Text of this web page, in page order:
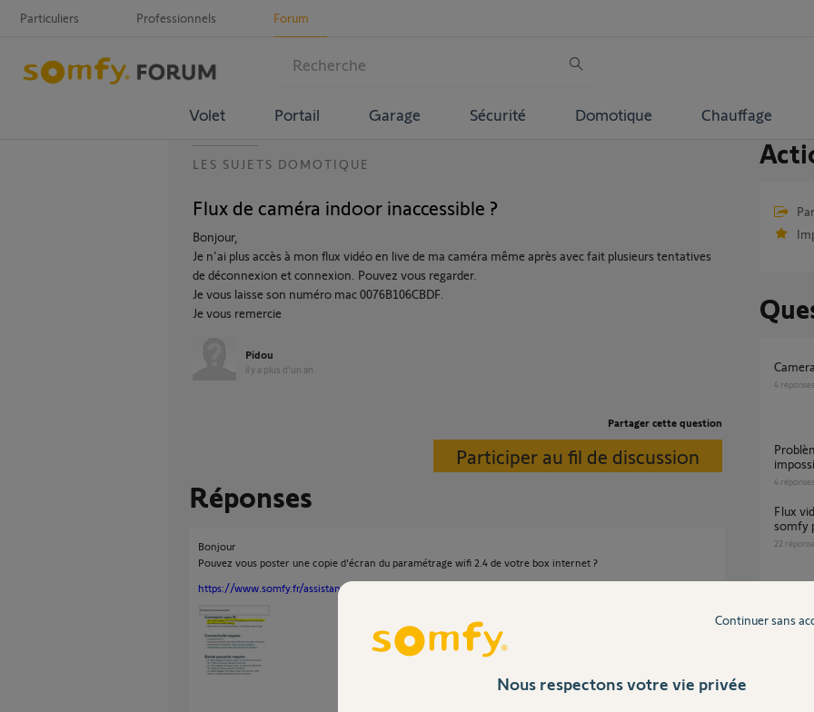
Particuliers Professionnels Forum
Volet Portail Garage Sécurité Domotique Chauffage
LES SUJETS DOMOTIQUE
Flux de caméra indoor inaccessible ?
Bonjour,
Je n'ai plus accès à mon flux vidéo en live de ma caméra même après avec fait plusieurs tentatives
de déconnexion et connexion. Pouvez vous regarder.
Je vous laisse son numéro mac 0076B106CBDF.
Je vous remercie
Pidou
il y a plus d'un an
Partager cette question
Participer au fil de discussion
Réponses
Bonjour
Pouvez vous poster une copie d'écran du paramétrage wifi 2.4 de votre box internet ?
https://www.somfy.fr/assistance/faq?question=quels-sont-l...
4 réponses
problème camera Indoor reste allumé en vert
4 réponses
Flux video indisponible - caméra indoor -
somfy
22
Pb
80
Nous respectons votre vie privée
Continuer sans